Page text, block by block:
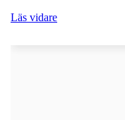
Läs vidare